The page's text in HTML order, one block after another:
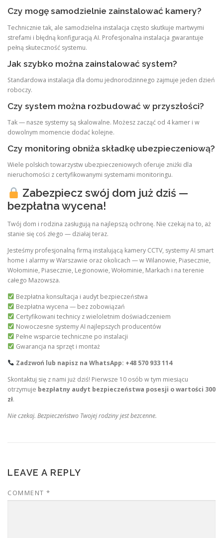
Czy mogę samodzielnie zainstalować kamery?
Technicznie tak, ale samodzielna instalacja często skutkuje martwymi
strefami i błędną konfiguracją AI. Profesjonalna instalacja gwarantuje
pełną skuteczność systemu.
Jak szybko można zainstalować system?
Standardowa instalacja dla domu jednorodzinnego zajmuje jeden dzień
roboczy.
Czy system można rozbudować w przyszłości?
Tak — nasze systemy są skalowalne. Możesz zacząć od 4 kamer i w
dowolnym momencie dodać kolejne.
Czy monitoring obniża składkę ubezpieczeniową?
Wiele polskich towarzystw ubezpieczeniowych oferuje zniżki dla
nieruchomości z certyfikowanymi systemami monitoringu.
Zabezpiecz swój dom już dziś —
bezpłatna wycena!
Twój dom i rodzina zasługują na najlepszą ochronę. Nie czekaj na to, aż
stanie się coś złego — działaj teraz.
Jesteśmy profesjonalną firmą instalującą kamery CCTV, systemy AI smart
home i alarmy w Warszawie oraz okolicach — w Wilanowie, Piasecznie,
Wołominie, Piasecznie, Legionowie, Wołominie, Markach i na terenie
całego Mazowsza.
Bezpłatna konsultacja i audyt bezpieczeństwa
Bezpłatna wycena — bez zobowiązań
Certyfikowani technicy z wieloletnim doświadczeniem
Nowoczesne systemy AI najlepszych producentów
Pełne wsparcie techniczne po instalacji
Gwarancja na sprzęt i montaż
Zadzwoń lub napisz na WhatsApp: +48 570 933 114
Skontaktuj się z nami już dziś! Pierwsze 10 osób w tym miesiącu
otrzymuje bezpłatny audyt bezpieczeństwa posesji o wartości 300
zł.
Nie czekaj. Bezpieczeństwo Twojej rodziny jest bezcenne.
LEAVE A REPLY
COMMENT *